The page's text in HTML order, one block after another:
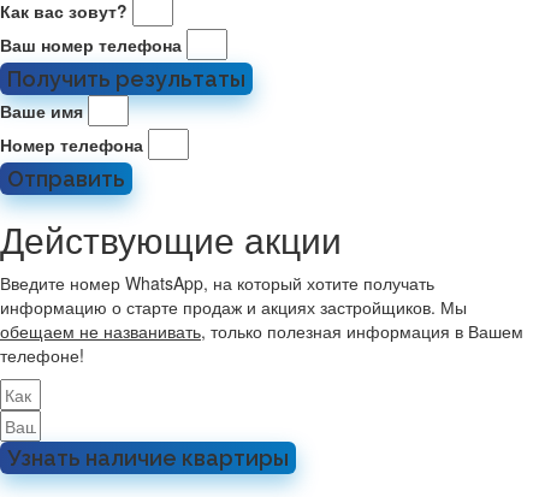
Как вас зовут?
Ваш номер телефона
Получить результаты
Ваше имя
Номер телефона
Отправить
Действующие акции
Введите номер WhatsApp, на который хотите получать
информацию о старте продаж и акциях застройщиков. Мы
обещаем не названивать, только полезная информация в Вашем
телефоне!
Узнать наличие квартиры